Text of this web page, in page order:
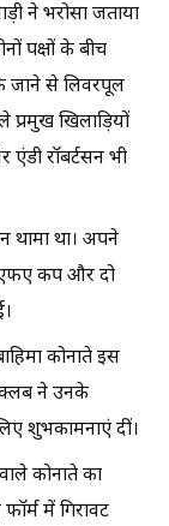
ने भरोसा जताया
पक्षों के बीच
जाने से लिवरपूल
प्रमुख खिलाड़ियों
रॉबर्टसन भी
थामा था। अपने
एफए कप और दो
कोनाते इस
क्लब ने उनके
शुभकामनाएं दीं।
कोनाते का
में गिरावट